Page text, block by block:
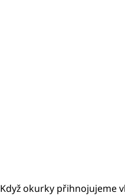
Když okurky přihnojujeme